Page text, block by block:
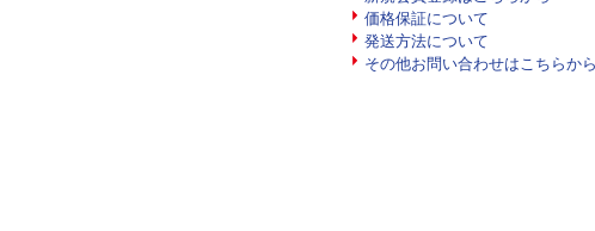
価格保証について
発送方法について
その他お問い合わせはこちらから